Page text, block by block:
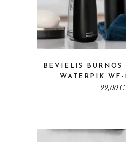
BEVIELIS BURNOS
WATERPIK WF-
99,00€